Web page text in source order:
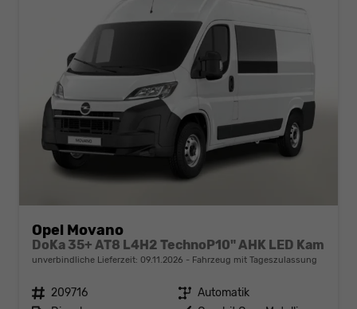
Opel Movano
DoKa 35+ AT8 L4H2 TechnoP10" AHK LED Kam
unverbindliche Lieferzeit: 09.11.2026 Fahrzeug mit Tageszulassung
Fahrzeugnr. 209716 Getriebe Automatik